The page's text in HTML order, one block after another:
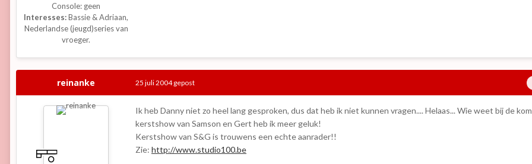
Console: geen
Interesses:Bassie & Adriaan,
Nederlandse (jeugd)series van
vroeger.
reinanke 25 juli 2004gepost
Ik heb Danny niet zo heel lang gesproken, dus dat heb ik niet kunnen vragen.... Helaas... Wie weet bij de
kerstshow van Samson en Gert heb ik meer geluk!
Kerstshow van S&G is trouwens een echte aanrader!!
Zie: http://www.studio100.be